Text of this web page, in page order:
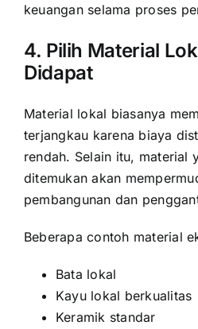
keuangan selama proses
4. Pilih Material
Didapat
Material lokal biasanya
terjangkau karena biaya
rendah. Selain itu, material
ditemukan akan
pembangunan dan
Beberapa contoh material
Bata lokal
Kayu lokal berkualitas
Keramik standar